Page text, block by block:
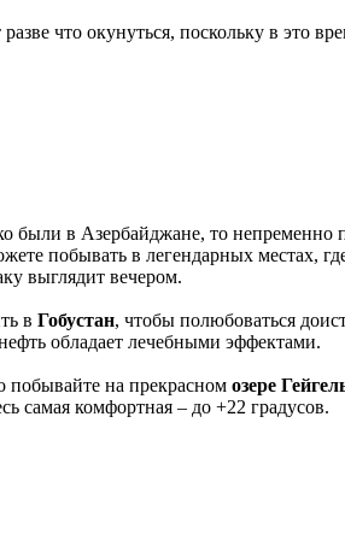
что окунуться, поскольку в это
были в Азербайджане, то непременно
побывать в легендарных местах,
выглядит вечером.
в Гобустан, чтобы полюбоваться
обладает лечебными эффектами.
побывайте на прекрасном озере
самая комфортная – до +22 градусов.